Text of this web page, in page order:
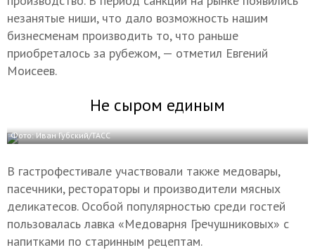
незанятые ниши, что дало возможность нашим
бизнесменам производить то, что раньше
приобреталось за рубежом, — отметил Евгений
Моисеев.
Не сыром единым
Фото: Иван Губский/ТАСС
В гастрофестивале участвовали также медовары,
пасечники, рестораторы и производители мясных
деликатесов. Особой популярностью среди гостей
пользовалась лавка «Медоварня Гречушниковых» с
напитками по старинным рецептам.